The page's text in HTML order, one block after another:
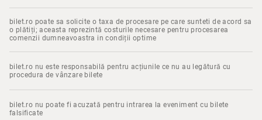
bilet.ro poate sa solicite o taxa de procesare pe care sunteti de acord sa
o plătiți; aceasta reprezintă costurile necesare pentru procesarea
comenzii dumneavoastra in condiții optime
bilet.ro nu este responsabilă pentru acțiunile ce nu au legătură cu
procedura de vânzare bilete
bilet.ro nu poate fi acuzată pentru intrarea la eveniment cu bilete
falsificate